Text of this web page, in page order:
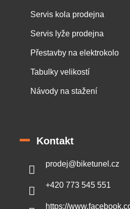
Servis kola prodejna
Servis lyže prodejna
Přestavby na elektrokolo
Tabulky velikostí
Návody na stažení
Kontakt
prodej@biketunel.cz
+420 773 545 551
https://